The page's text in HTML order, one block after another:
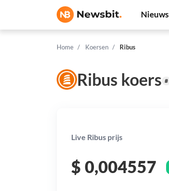
Nieuws
Home Koersen Ribus
Ribus koers #
Live Ribus prijs
$ 0,004557